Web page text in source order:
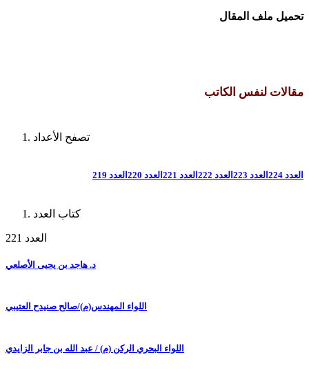
تحميل ملف المقال
مقالات لنفس الكاتب
تصفح الأعداد
العدد 224 العدد 223 العدد 222 العدد 221 العدد 220 العدد 219
كتاب العدد
العدد 221
د. هاجد بن يحيى الأصلعي
اللواء المهندس(م)/صالح صنيدح العتيبي
اللواء البحري الركن (م) / عبد الله بن جابر الزايدي